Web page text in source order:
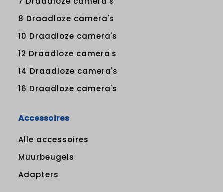
8 Draadloze camera's
10 Draadloze camera's
12 Draadloze camera's
14 Draadloze camera's
16 Draadloze camera's
Accessoires
Alle accessoires
Muurbeugels
Adapters